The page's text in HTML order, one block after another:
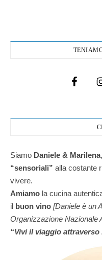
Siamo Daniele & Marilena,
“sensoriali” alla costante
vivere.
Amiamo la cucina
il buon vino [Daniele è un
Organizzazione Nazionale
“Vivi il viaggio attraverso